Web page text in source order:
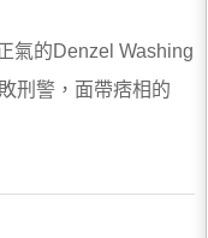
氣的Denzel Washing
刑警，面帶痞相的